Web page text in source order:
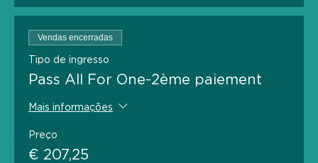
Vendas encerradas
Tipo de ingresso
Pass All For One-2ème paiement
Mais informações
Preço
€ 207,25